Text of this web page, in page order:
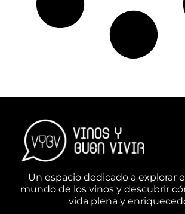
Un espacio dedicado a explorar
mundo de los vinos y descubrir
vida plena y